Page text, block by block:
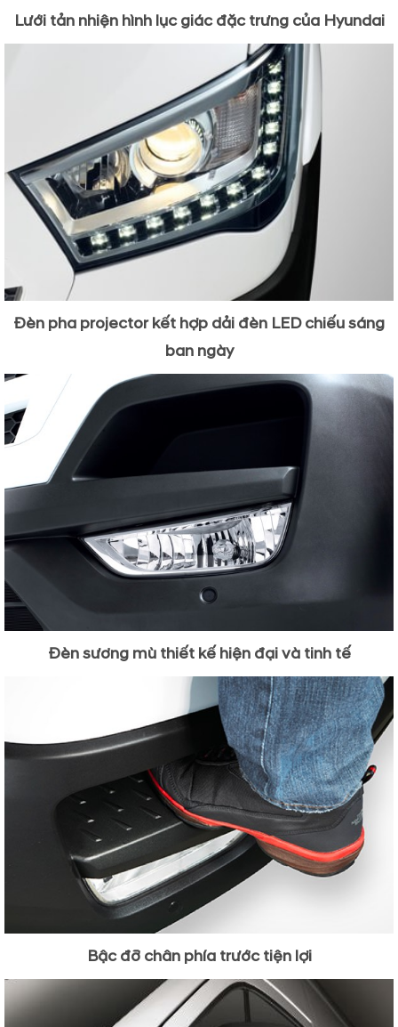
Lưới tản nhiện hình lục giác đặc trưng của Hyundai
Đèn pha projector kết hợp dải đèn LED chiếu sáng
ban ngày
Đèn sương mù thiết kế hiện đại và tinh tế
Bậc đỡ chân phía trước tiện lợi